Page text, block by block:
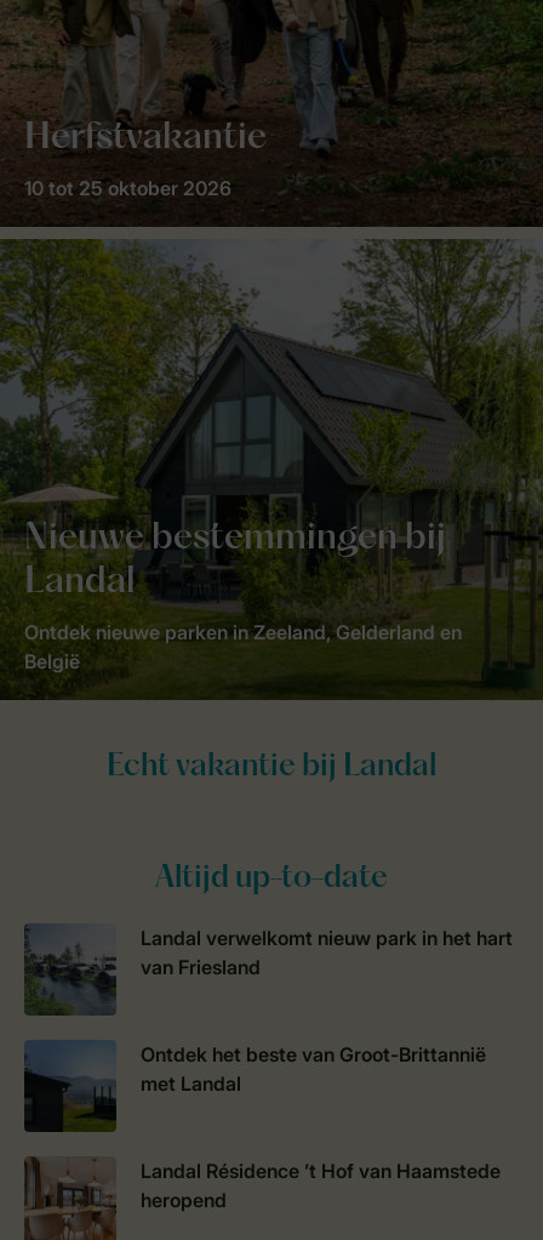
Herfstvakantie
10 tot 25 oktober 2026
Nieuwe bestemmingen bij
Landal
Ontdek nieuwe parken in Zeeland, Gelderland en
België
Altijd up-to-date
Landal verwelkomt nieuw park in het hart
van Friesland
Ontdek het beste van Groot-Brittannië
met Landal
Landal Résidence ’t Hof van Haamstede
heropend